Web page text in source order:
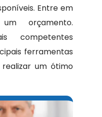
Entre em
orçamento.
competentes
ferramentas
um ótimo